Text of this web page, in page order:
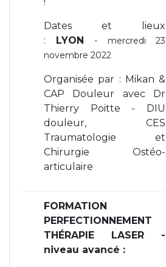
Dates et lieux
: LYON
- mercredi 23
novembre 2022
Organisée par : Mikan &
CAP Douleur avec Dr
Thierry Poitte - DIU
douleur, CES
Traumatologie et
Chirurgie Ostéo-
articulaire
FORMATION
PERFECTIONNEMENT
THÉRAPIE LASER -
niveau avancé :